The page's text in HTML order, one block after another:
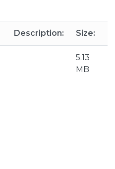
Description: Size:
5.13
MB